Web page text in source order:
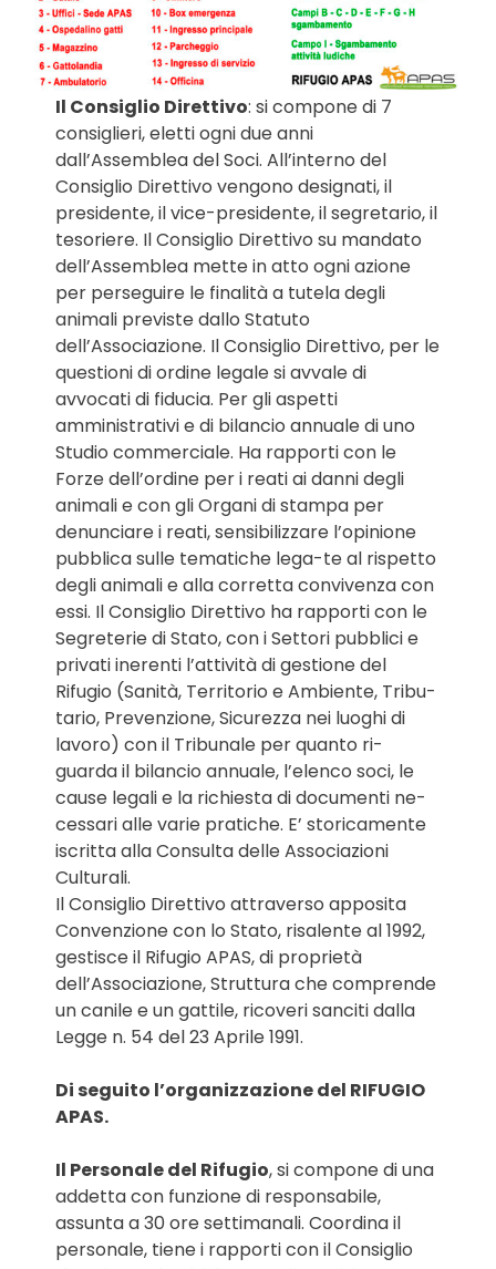
Il Consiglio Direttivo: si compone di 7
consiglieri, eletti ogni due anni
dall’Assemblea del Soci. All’interno del
Consiglio Direttivo vengono designati, il
presidente, il vice-presidente, il segretario, il
tesoriere. Il Consiglio Direttivo su mandato
dell’Assemblea mette in atto ogni azione
per perseguire le finalità a tutela degli
animali previste dallo Statuto
dell’Associazione. Il Consiglio Direttivo, per le
questioni di ordine legale si avvale di
avvocati di fiducia. Per gli aspetti
amministrativi e di bilancio annuale di uno
Studio commerciale. Ha rapporti con le
Forze dell’ordine per i reati ai danni degli
animali e con gli Organi di stampa per
denunciare i reati, sensibilizzare l’opinione
pubblica sulle tematiche lega-te al rispetto
degli animali e alla corretta convivenza con
essi. Il Consiglio Direttivo ha rapporti con le
Segreterie di Stato, con i Settori pubblici e
privati inerenti l’attività di gestione del
Rifugio (Sanità, Territorio e Ambiente, Tribu-
tario, Prevenzione, Sicurezza nei luoghi di
lavoro) con il Tribunale per quanto ri-
guarda il bilancio annuale, l’elenco soci, le
cause legali e la richiesta di documenti ne-
cessari alle varie pratiche. E’ storicamente
iscritta alla Consulta delle Associazioni
Culturali.
Il Consiglio Direttivo attraverso apposita
Convenzione con lo Stato, risalente al 1992,
gestisce il Rifugio APAS, di proprietà
dell’Associazione, Struttura che comprende
un canile e un gattile, ricoveri sanciti dalla
Legge n. 54 del 23 Aprile 1991.
Di seguito l’organizzazione del RIFUGIO
APAS.
Il Personale del Rifugio, si compone di una
addetta con funzione di responsabile,
assunta a 30 ore settimanali. Coordina il
personale, tiene i rapporti con il Consiglio